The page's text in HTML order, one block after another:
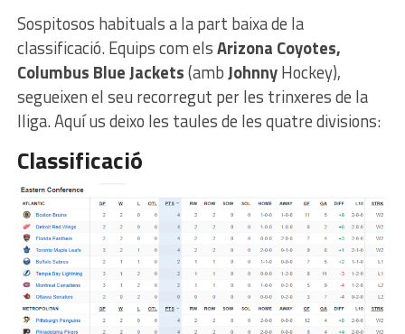
Sospitosos habituals a la part baixa de la
classificació. Equips com elsArizona Coyotes,
Columbus Blue Jackets(ambJohnnyHockey),
segueixen el seu recorregut per les trinxeres de la
lliga. Aquí us deixo les taules de les quatre divisions:
Classificació